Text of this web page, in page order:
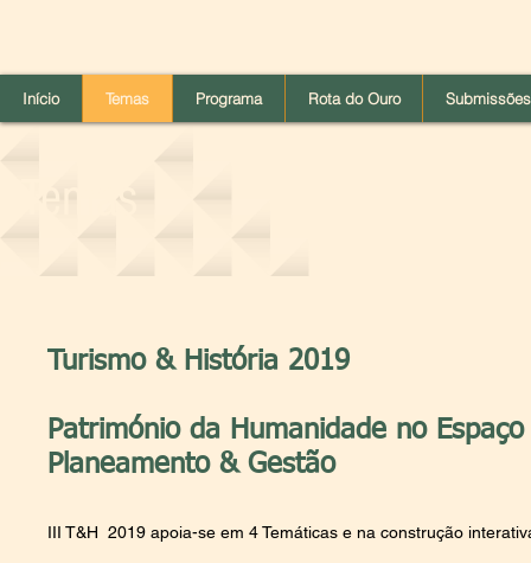
Início Temas Programa Rota do Ouro Submissões
Turismo & História 2019
Património da Humanidade no
Planeamento & Gestão
III T&H 2019 apoia-se em 4 Temáticas e na construção